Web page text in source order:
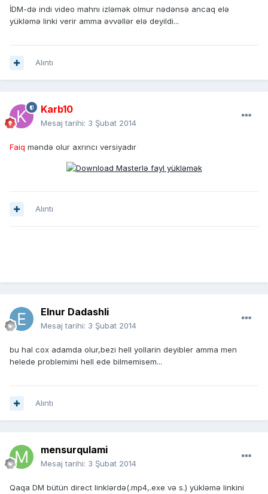
İDM-də indi video mahnı izləmək olmur nədənsə ancaq elə
yükləmə linki verir amma əvvəllər elə deyildi...
Alıntı
Karb10
Mesaj tarihi: 3 Şubat 2014
Faiq məndə olur axrıncı versiyadır
Alıntı
Elnur Dadashli
Mesaj tarihi: 3 Şubat 2014
bu hal cox adamda olur,bezi hell yollarin deyibler amma men
helede problemimi hell ede bilmemisem...
Alıntı
mensurqulami
Mesaj tarihi: 3 Şubat 2014
Qaqa DM bütün direct linklərdə(.mp4,.exe və s.) yükləmə linkini